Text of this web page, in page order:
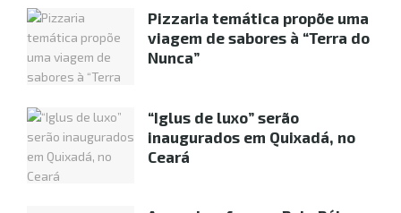
Pizzaria temática propõe uma
viagem de sabores à “Terra do
Nunca”
“Iglus de luxo” serão
inaugurados em Quixadá, no
Ceará